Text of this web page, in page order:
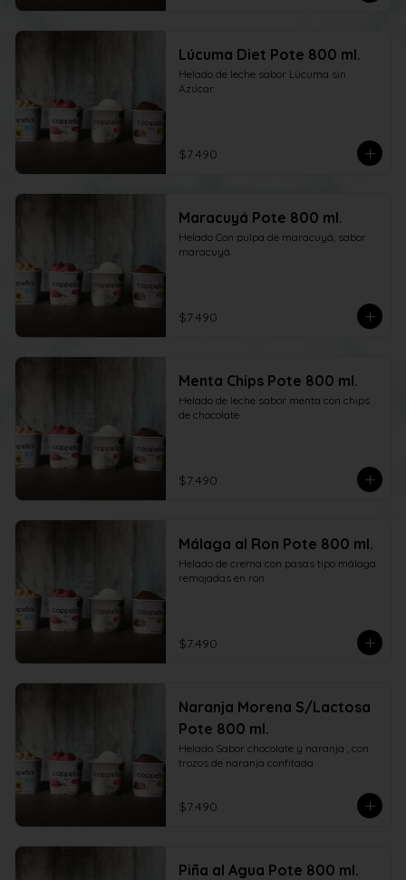
Lúcuma Diet Pote 800 ml.
Helado de leche sabor Lúcuma sin
Azúcar.
$7.490
Maracuyá Pote 800 ml.
Helado Con pulpa de maracuyá, sabor
maracuyá.
$7.490
Menta Chips Pote 800 ml.
Helado de leche sabor menta con chips
de chocolate
$7.490
Málaga al Ron Pote 800 ml.
Helado de crema con pasas tipo málaga
remojadas en ron.
$7.490
Naranja Morena S/Lactosa
Pote 800 ml.
Helado Sabor chocolate y naranja , con
trozos de naranja confitada
$7.490
Piña al Agua Pote 800 ml.